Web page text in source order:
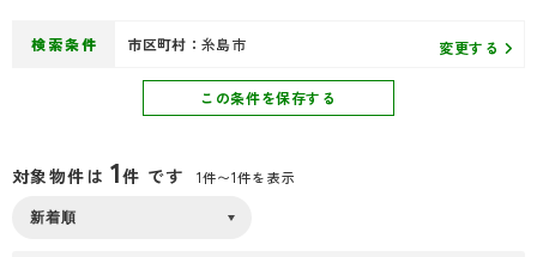
検索条件 市区町村： 糸島市 変更する
この条件を保存する
対象物件は1件 です 1件〜1件を表示